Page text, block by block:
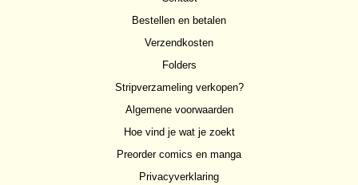
Bestellen en betalen
Verzendkosten
Folders
Stripverzameling verkopen?
Algemene voorwaarden
Hoe vind je wat je zoekt
Preorder comics en manga
Privacyverklaring